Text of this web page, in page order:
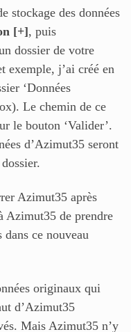
stockage des données
[+], puis
dossier de votre
exemple, j’ai créé en
‘Données
Le chemin de ce
le bouton ‘Valider’.
d’Azimut35 seront
Azimut35 après
Azimut35 de prendre
dans ce nouveau
originaux qui
d’Azimut35
Mais Azimut35 n’y